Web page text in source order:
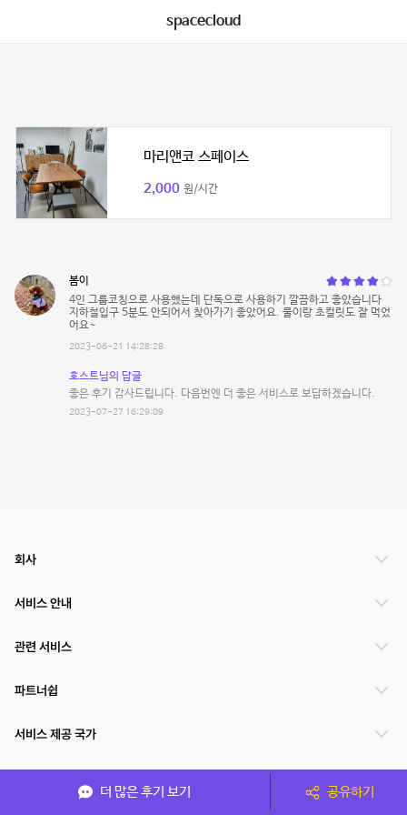
spacecloud
마리앤코 스페이스
2,000 원/시간
봄이
4인 그룹코칭으로 사용했는데 단독으로 사용하기 깔끔하고 좋았습니다
지하철입구 5분도 안되어서 찾아가기 좋았어요. 물이랑 초컬릿도 잘 먹었
어요~
2023-06-21 14:28:28
호스트님의 답글
좋은 후기 감사드립니다. 다음번엔 더 좋은 서비스로 보답하겠습니다.
2023-07-27 16:29:09
더 많은 후기 보기 공유하기
회사
서비스 안내
관련 서비스
파트너쉽
서비스 제공 국가
(주)NSPACE 사업자정보